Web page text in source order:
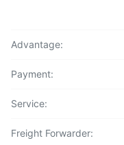
Advantage:
Payment:
Service:
Freight Forwarder: